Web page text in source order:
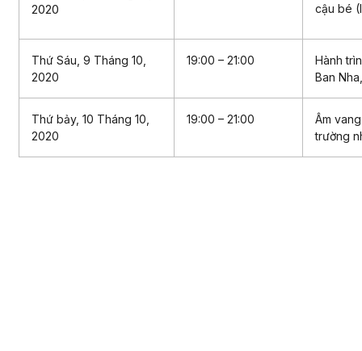
2020
cậu bé
Thứ Sáu, 9 Tháng 10,
2020
19:00 – 21:00
Hành
Ban
Thứ bảy, 10 Tháng 10,
2020
19:00 – 21:00
Âm
trường